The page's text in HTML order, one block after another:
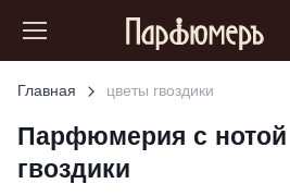
Главная цветы гвоздики
Парфюмерия с нотой
гвоздики